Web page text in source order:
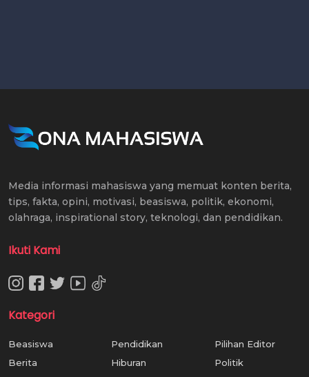
Media informasi mahasiswa yang memuat konten berita,
tips, fakta, opini, motivasi, beasiswa, politik, ekonomi,
olahraga, inspirational story, teknologi, dan pendidikan.
Ikuti Kami
Kategori
Beasiswa
Berita
Pendidikan
Hiburan
Pilihan Editor
Politik